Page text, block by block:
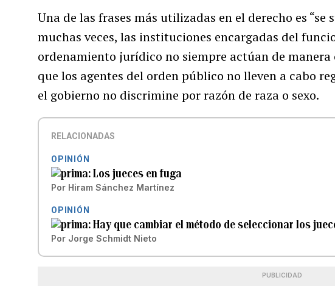
Una de las frases más utilizadas en el derecho es “se
muchas veces, las instituciones encargadas del
ordenamiento jurídico no siempre actúan de manera
que los agentes del orden público no lleven a cabo
el gobierno no discrimine por razón de raza o sexo.
RELACIONADAS
OPINIÓN
Los jueces en fuga
Por Hiram Sánchez Martínez
OPINIÓN
Hay que cambiar el método de seleccionar los
Por Jorge Schmidt Nieto
PUBLICIDAD